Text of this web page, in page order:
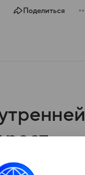
Поделиться
рост